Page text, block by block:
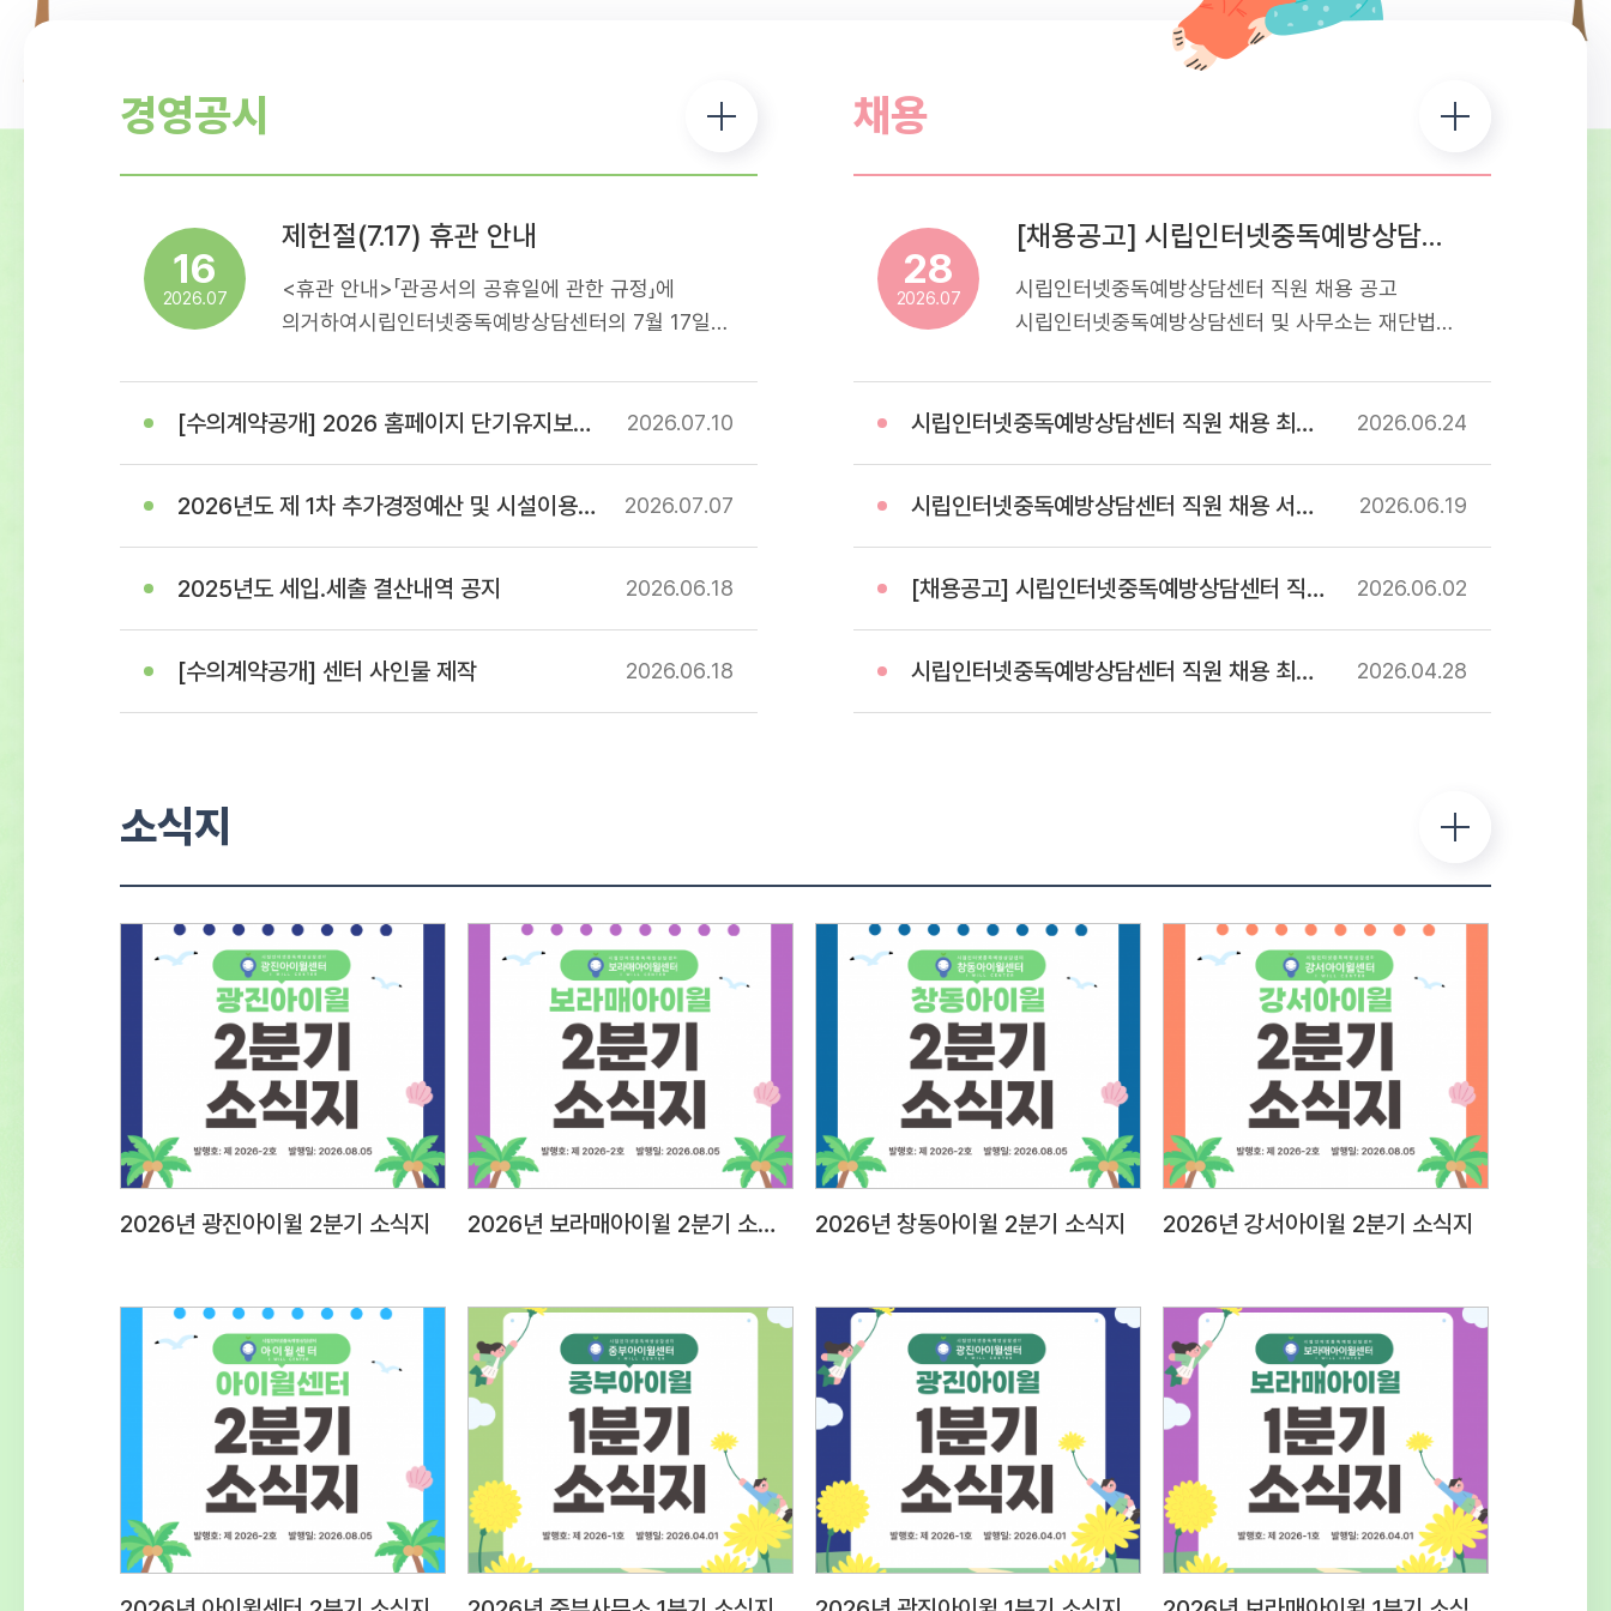
경영공시
16
2026.07
제헌절(7.17) 휴관 안내
<휴관 안내>「관공서의 공휴일에 관한 규정」에
의거하여시립인터넷중독예방상담센터의 7월 17일
이용에 착오 없으시길 바랍니다.- 휴관일정: 7월
17일(제헌절)- 휴관내용: 센터 내방 및 프로그램 이용
10
2026.07
[수의계약공개] 2026 홈페이지 단기유지보수 용역(홈페이지 이관 및 개발 작업) 계약
07
2026.07
2026년도 제 1차 추가경정예산 및 시설이용료 고시
18
2026.06
2025년도 세입.세출 결산내역 공지
18
2026.06
[수의계약공개] 센터 사인물 제작
채용
28
2026.07
[채용공고] 시립인터넷중독예방상담센터 직원 채용 공고
시립인터넷중독예방상담센터 직원 채용 공고
시립인터넷중독예방상담센터 및 사무소는 재단법인
운영하는 청소년 디지털미디어 중독 예방상담
전문기관입니다. 아동・청소년의 디지털미디어 중독
모집하오니 많은 지원 바랍니다. 1. 응시분야 및
응시자격 - 첨부파일 직원 채용 공고문 참조2.
전형방법 및 일정○ 1차 : 서류접수 – 2026년 7월
28일(화) ~ 2026년 8월 12일(수)까지 ※ 반드시
첨부되어진 양식에 기입하여 제출 서류전형 및
서류심사 합격자 발표 – 2026년 8월 14일(금) -
서류심사 합격자 센터 홈페이지 게시 및 개별
경험과 능력의 정도40지원 적합성경력사항, 교육 및
서류심사 동점자는 1. 경력이 많은 순, 2. 자격증의
급수가 높은 순으로 우선순위를 결정한다.※
면접대상자는 채용인원의 3배수로 한다.(단
접수인원 및 채용상황에 따라 조정 가능) ○ 2차 :
면접전형 – 2026년 8월 중 예정서류심사 항목평 점
요 소배 점태도 및 자세지원동기 및 예절 등의
태도20표현력질문 대응 능력 등 종합적
표현력20전문성근무경력, 자격증, 관련분야 경험
등의 전문성30사회성조직문화 적응도 및 기타
대인관계성30 3. 접수방법 및 제출서류○ 접수방법 :
E-mail 제출 1) 메일주소: admin@iwill.or.kr 2)
양식) 2) 자기소개서 1부(A4 용지 2매 이내) 3)
개인정보제공 동의서 1부(첨부양식 활용, 서명하여
스캔 후 파일첨부)※ (최종합격자 제출서류)
주민등록등본, 경력증명서, 자격증 사본, 최종학교
졸업증명서, 채용신체검사서 (채용 전) 성범죄,
아동학대 전력 조회 결과 등 추후 안내 4. 근무조건
및 근무지 응시분야근무지급여조건근무시간상담팀
팀원시립인터넷중독예방상담센터 보라매사무소
(서울시 동작구 여의대방로20길 61 슬기동 201호)
24
2026.06
시립인터넷중독예방상담센터 직원 채용 최종합격자 공고
19
2026.06
시립인터넷중독예방상담센터 직원 채용 서류심사 합격자 공고
02
2026.06
[채용공고] 시립인터넷중독예방상담센터 직원 채용 공고
28
2026.04
시립인터넷중독예방상담센터 직원 채용 최종합격자 공고
소식지
2026년 광진아이윌 2분기 소식지 2026년 보라매아이윌 2분기 소식지 2026년 창동아이윌 2분기 소식지 2026년 강서아이윌 2분기 소식지